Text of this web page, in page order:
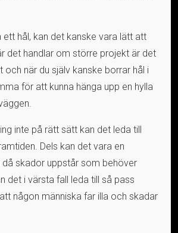
ett hål, kan det kanske vara lätt att
det handlar om större projekt är det
och när du själv kanske borrar hål i
för att kunna hänga upp en hylla
inte på rätt sätt kan det leda till
Dels kan det vara en
skador uppstår som behöver
det i värsta fall leda till så pass
någon människa far illa och skadar